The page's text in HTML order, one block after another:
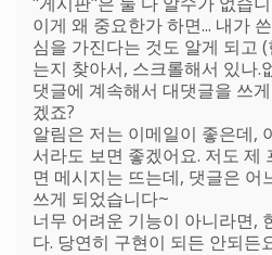
이게 왜 중요한가 하면... 내가
심을 가진다는 것도 알게 되고
는지 찾아서, 스크롤해서 있나.
댓글에 계속해서 대댓글을 쓰
겠죠?
알림은 저는 이메일이 좋은데,
서라도 보면 좋겠어요. 저도 제
면 메시지는 뜨는데, 댓글은 어
쓰게 되었습니다~
너무 어려운 기능이 아니라면,
다. 당연히 구현이 되든 안되든